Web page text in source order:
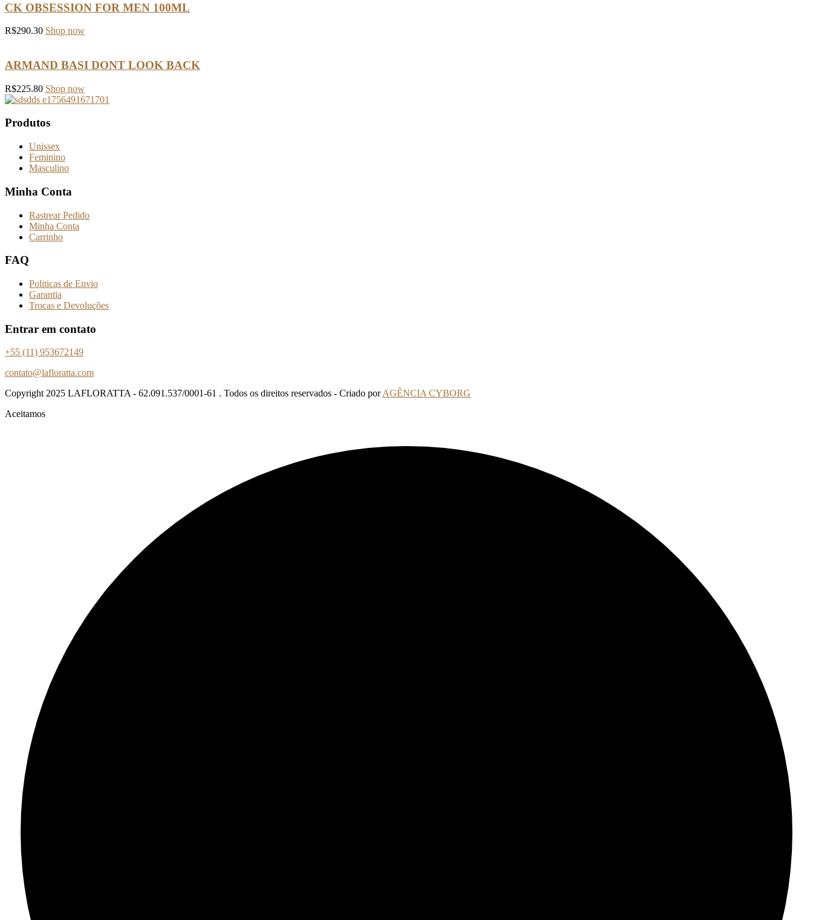
CK OBSESSION FOR MEN 100ML
R$290.30 Shop now
ARMAND BASI DONT LOOK BACK
R$225.80 Shop now
Produtos
Unissex
Feminino
Masculino
Minha Conta
Rastrear Pedido
Minha Conta
Carrinho
FAQ
Politicas de Envio
Garantia
Trocas e Devoluções
Entrar em contato
+55 (11) 953672149
contato@lafloratta.com
Copyright2025 LAFLORATTA - 62.091.537/0001-61 . Todos os direitos reservados - Criado porAGÊNCIA CYBORG
Aceitamos